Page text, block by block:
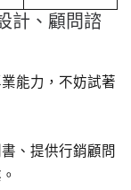
計、顧問諮
能力，不妨試著
、提供行銷顧問
。